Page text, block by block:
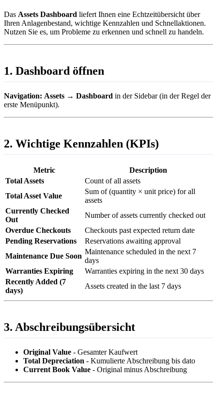
Das Assets Dashboard liefert Ihnen eine Echtzeitübersicht über
Ihren Anlagenbestand, wichtige Kennzahlen und Schnellaktionen.
Nutzen Sie es, um Probleme zu erkennen und schnell zu handeln.
1. Dashboard öffnen
Navigation: Assets → Dashboard in der Sidebar (in der Regel der
erste Menüpunkt).
2. Wichtige Kennzahlen (KPIs)
Metric
Description
Total Assets
Count of all assets
Total Asset Value
Sum of (quantity × unit price) for all
assets
Currently Checked
Out
Number of assets currently checked out
Overdue Checkouts
Checkouts past expected return date
Pending Reservations
Reservations awaiting approval
Maintenance Due Soon
Maintenance scheduled in the next 7
days
Warranties Expiring
Warranties expiring in the next 30 days
Recently Added (7
days)
Assets created in the last 7 days
3. Abschreibungsübersicht
Original Value - Gesamter Kaufwert
Total Depreciation - Kumulierte Abschreibung bis dato
Current Book Value - Original minus Abschreibung